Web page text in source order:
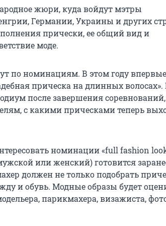
жюри, куда войдут мэтры
Германии, Украины и других
прически, ее общий вид и
моде.
по номинациям. В этом году впервые
прическа на длинных
после завершения соревнований,
с какими прическами теперь
номинации «full fashion
или женский) готовится
должен не только подобрать
и обувь. Модные образы будет
парикмахера, визажиста,